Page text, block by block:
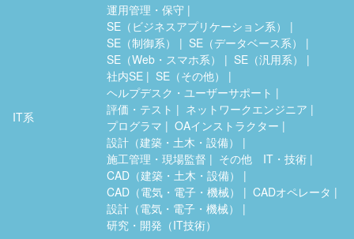
IT系
運用管理・保守
SE（ビジネスアプリケーション系）
SE（制御系）
SE（データベース系）
SE（Web・スマホ系）
SE（汎用系）
社内SE
SE（その他）
ヘルプデスク・ユーザーサポート
評価・テスト
ネットワークエンジニア
プログラマ
OAインストラクター
設計（建築・土木・設備）
施工管理・現場監督
その他 IT・技術
CAD（建築・土木・設備）
CAD（電気・電子・機械）
CADオペレータ
設計（電気・電子・機械）
研究・開発（IT技術）